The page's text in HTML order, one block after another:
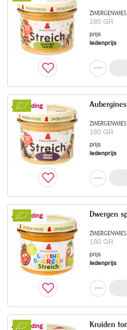
180 GR
prijs
ledenprijs
Aanbieding
180 GR
prijs
ledenprijs
Aanbieding
180 GR
Dwergen
prijs
ledenprijs
Aanbieding Kruiden